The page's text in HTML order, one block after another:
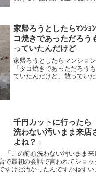
家帰ろうとしたらﾏﾝｼｮ
コ焼きであっただろう
っていたんだけど
家帰ろうとしたらマンショ
『タコ焼きであっただろう
ていたんだけど、散っていた
千円カットに行ったら
洗わない汚いまま来店
よね？」
「この前頭洗わない汚いまま来
で最初の会話で言われてショ
すけど汚かったんですかねすい